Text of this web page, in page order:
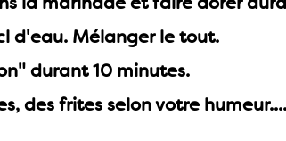
d'eau. Mélanger le tout.
durant 10 minutes.
des frites selon votre